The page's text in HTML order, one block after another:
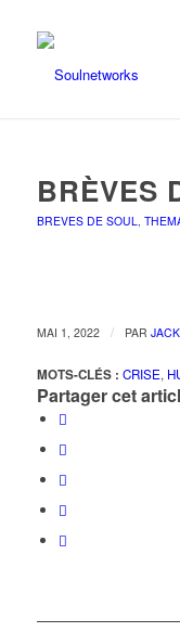
BRÈVES
BREVES DE SOUL,
MAI 1, 2022 / PAR
MOTS-CLÉS : CRISE,
Partager cet